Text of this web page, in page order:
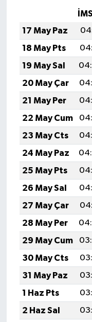
17 May Paz
18 May Pts
19 May Sal
20 May Çar
21 May Per
22 May Cum
23 May Cts
24 May Paz
25 May Pts
26 May Sal
27 May Çar
28 May Per
29 May Cum
30 May Cts
31 May Paz
1 Haz Pts
2 Haz Sal